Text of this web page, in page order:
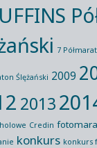
7
Ślężański 2009
2013
Credin
konkurs konkurs